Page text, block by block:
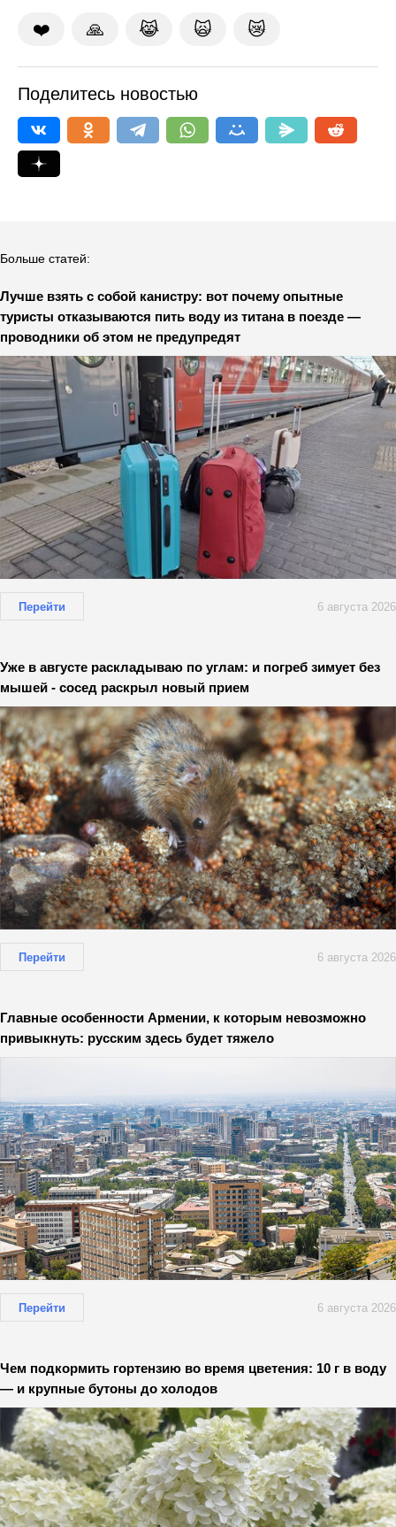
❤️ 🙏 😹 🙀 😿
Поделитесь новостью
Больше статей:
Лучше взять с собой канистру: вот почему опытные
туристы отказываются пить воду из титана в поезде —
проводники об этом не предупредят
Перейти 6 августа 2026
Уже в августе раскладываю по углам: и погреб зимует без
мышей - сосед раскрыл новый прием
Перейти 6 августа 2026
Главные особенности Армении, к которым невозможно
привыкнуть: русским здесь будет тяжело
Перейти 6 августа 2026
Чем подкормить гортензию во время цветения: 10 г в воду
— и крупные бутоны до холодов